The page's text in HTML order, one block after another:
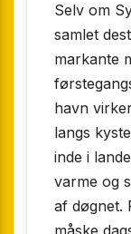
Selv om
samlet
markante
havn
langs
inde i
varme og
af døgnet.